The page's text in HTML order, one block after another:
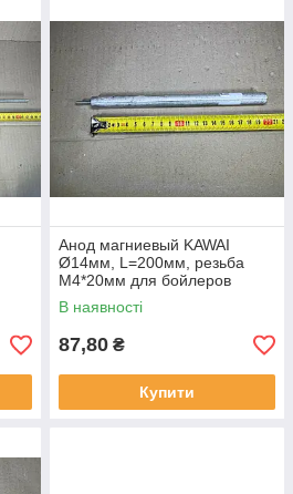
Анод магниевый KAWAI
Ø14мм, L=200мм, резьба
M4*20мм для бойлеров
Thermex, Garanterm, ATT,
Electrolux
В наявності
87,80 ₴
Купити